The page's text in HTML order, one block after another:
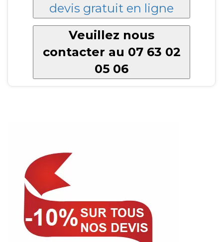
devis gratuit en ligne
Veuillez nous
contacter au 07 63 02
05 06